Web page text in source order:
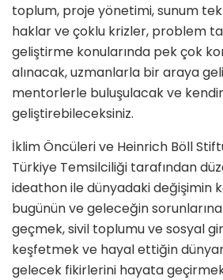
toplum, proje yönetimi, sunum
haklar ve çoklu krizler, problem
geliştirme konularında pek çok
alınacak, uzmanlarla bir araya
mentorlerle buluşulacak ve
geliştirebileceksiniz.
İklim Öncüleri ve Heinrich Böll
Türkiye Temsilciliği tarafından
ideathon ile dünyadaki değişimin
bugünün ve geleceğin
geçmek, sivil toplumu ve sosyal
keşfetmek ve hayal ettiğin
gelecek fikirlerini hayata